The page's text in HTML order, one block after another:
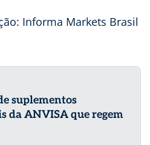
Informa Markets Brasil
suplementos
da ANVISA que regem